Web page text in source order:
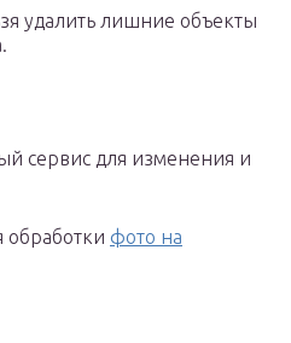
удалить лишние объекты
сервис для изменения и
фото на